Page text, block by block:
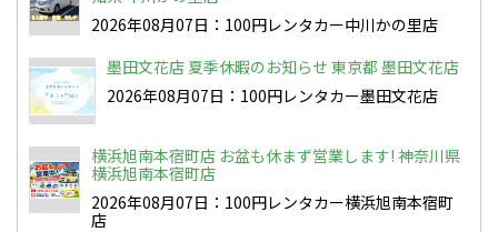
2026年08月07日：100円レンタカー中川かの里店
墨田文花店 夏季休暇のお知らせ 東京都 墨田文花店
2026年08月07日：100円レンタカー墨田文花店
横浜旭南本宿町店 お盆も休まず営業します! 神奈川県
横浜旭南本宿町店
2026年08月07日：100円レンタカー横浜旭南本宿町
店